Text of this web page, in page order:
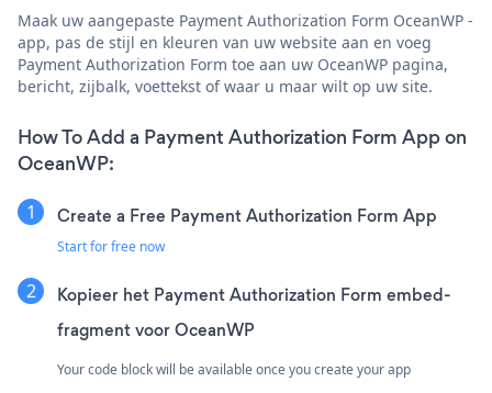
Maak uw aangepaste Payment Authorization Form OceanWP -
app, pas de stijl en kleuren van uw website aan en voeg
Payment Authorization Form toe aan uw OceanWP pagina,
bericht, zijbalk, voettekst of waar u maar wilt op uw site.
How To Add a Payment Authorization Form App on
OceanWP:
Create a Free Payment Authorization Form App
Start for free now
Kopieer het Payment Authorization Form embed-
fragment voor OceanWP
Your code block will be available once you create your app